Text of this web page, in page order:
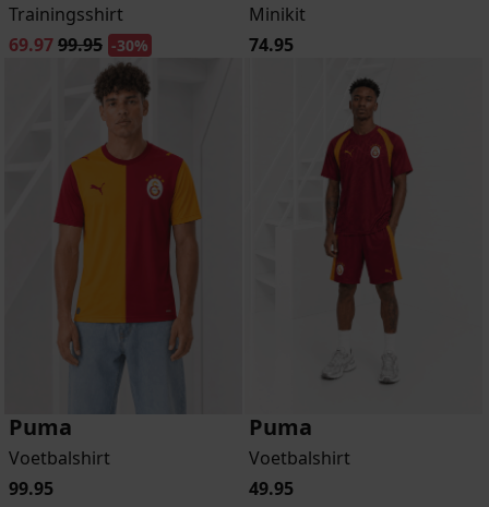
Trainingsshirt
69.9799.95 -30%
Minikit
74.95
Puma
Voetbalshirt
99.95
Puma
Voetbalshirt
49.95